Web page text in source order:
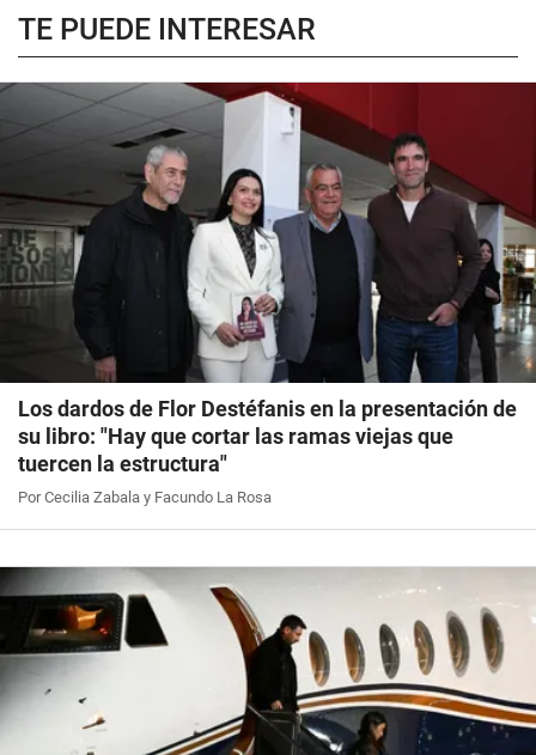
TE PUEDE INTERESAR
Los dardos de Flor Destéfanis en la presentación de
su libro: "Hay que cortar las ramas viejas que
tuercen la estructura"
Por Cecilia Zabala y Facundo La Rosa